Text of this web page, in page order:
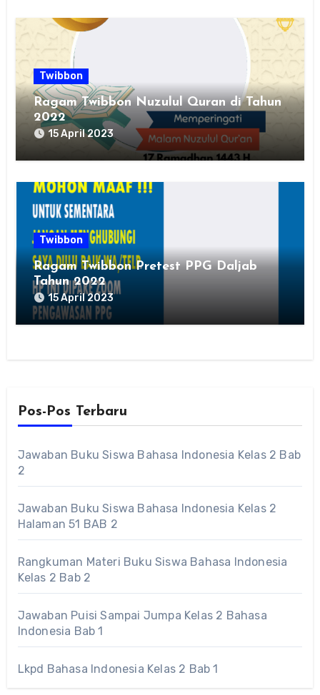
Twibbon
Ragam Twibbon Nuzulul Quran di Tahun
2022
15 April 2023
Twibbon
Ragam Twibbon Pretest PPG Daljab
Tahun 2022
15 April 2023
Pos-Pos Terbaru
Jawaban Buku Siswa Bahasa Indonesia Kelas 2 Bab
2
Jawaban Buku Siswa Bahasa Indonesia Kelas 2
Halaman 51 BAB 2
Rangkuman Materi Buku Siswa Bahasa Indonesia
Kelas 2 Bab 2
Jawaban Puisi Sampai Jumpa Kelas 2 Bahasa
Indonesia Bab 1
Lkpd Bahasa Indonesia Kelas 2 Bab 1